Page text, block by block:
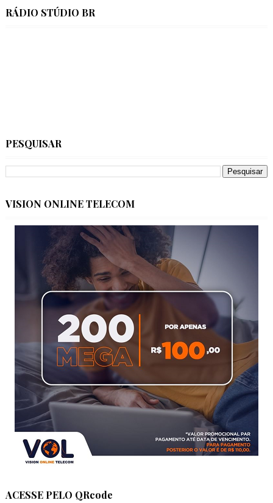
RÁDIO STÚDIO BR
PESQUISAR
VISION ONLINE TELECOM
ACESSE PELO QRcode